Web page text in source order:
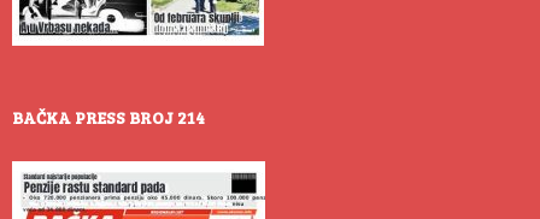
BAČKA PRESS BROJ 214